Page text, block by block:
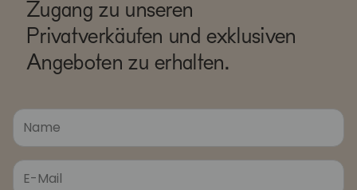
Zugang zu unseren
Privatverkäufen und exklusiven
Angeboten zu erhalten.